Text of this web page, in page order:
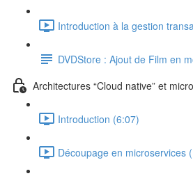
Introduction à la gestion
DVDStore : Ajout de Film en
Architectures “Cloud native” et
Introduction (6:07)
Découpage en microservices